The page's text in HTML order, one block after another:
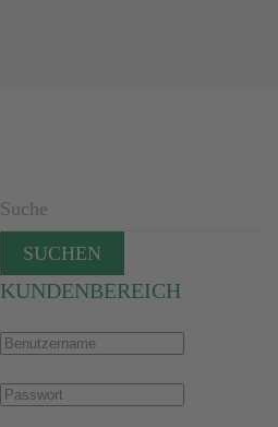
SUCHEN
KUNDENBEREICH